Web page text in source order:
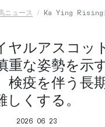
ニュース Ka Ying
ヤルアスコッ
重な姿勢を示
検疫を伴う長
しくする。
2026 06 23